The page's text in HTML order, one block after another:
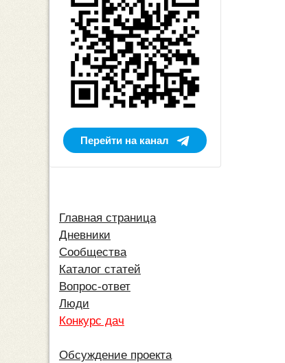
Перейти на канал
Главная страница
Дневники
Сообщества
Каталог статей
Вопрос-ответ
Люди
Конкурс дач
Обсуждение проекта